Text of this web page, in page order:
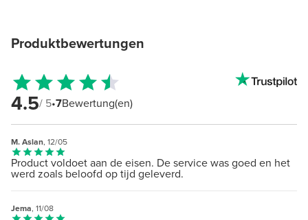
Produktbewertungen
4.5/ 5•7Bewertung(en)
M. Aslan, 12/05
Product voldoet aan de eisen. De service was goed en het
werd zoals beloofd op tijd geleverd.
Jema, 11/08